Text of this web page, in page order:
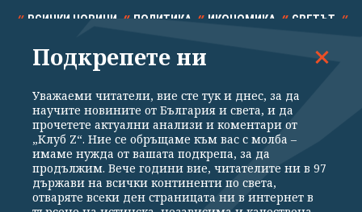
ВСИЧКИ НОВИНИ ПОЛИТИКА ИКОНОМИКА СВЕТЪТ
СПОРТ КУЛТУРА ТЕХНОЛОГИИ КАЛЕЙДОСКОП
Общи условия
Политика за поверителност
Реклама
Партньори Контакти За Клуб Z
Подкрепете ни
Уважаеми читатели, вие сте тук и днес, за да
научите новините от България и света, и да
прочетете актуални анализи и коментари от
„Клуб Z“. Ние се обръщаме към вас с молба –
имаме нужда от вашата подкрепа, за да
продължим. Вече години вие, читателите ни в 97
държави на всички континенти по света,
отваряте всеки ден страницата ни в интернет в